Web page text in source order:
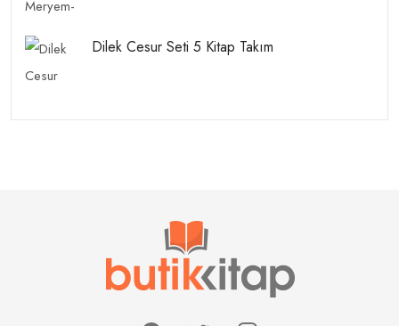
Dilek Cesur Seti 5 Kitap Takım